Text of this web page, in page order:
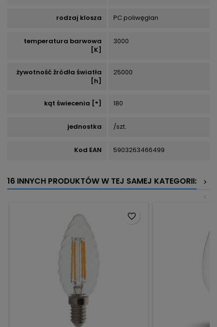
rodzaj klosza PC poliwęglan
temperatura barwowa
[K]
3000
żywotność źródła światła
[h]
25000
kąt świecenia [°] 180
jednostka /szt.
Kod EAN 5903263466499
16 INNYCH PRODUKTÓW W TEJ SAMEJ KATEGORII:
>
<
favorite_border